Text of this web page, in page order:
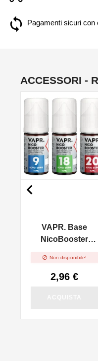
Pagamenti sicuri con
ACCESSORI -
VAPR. Base
NicoBooster
 Non disponibile!
2,96 €
